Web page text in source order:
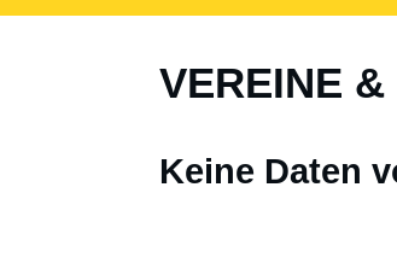
VEREINE
Keine Daten